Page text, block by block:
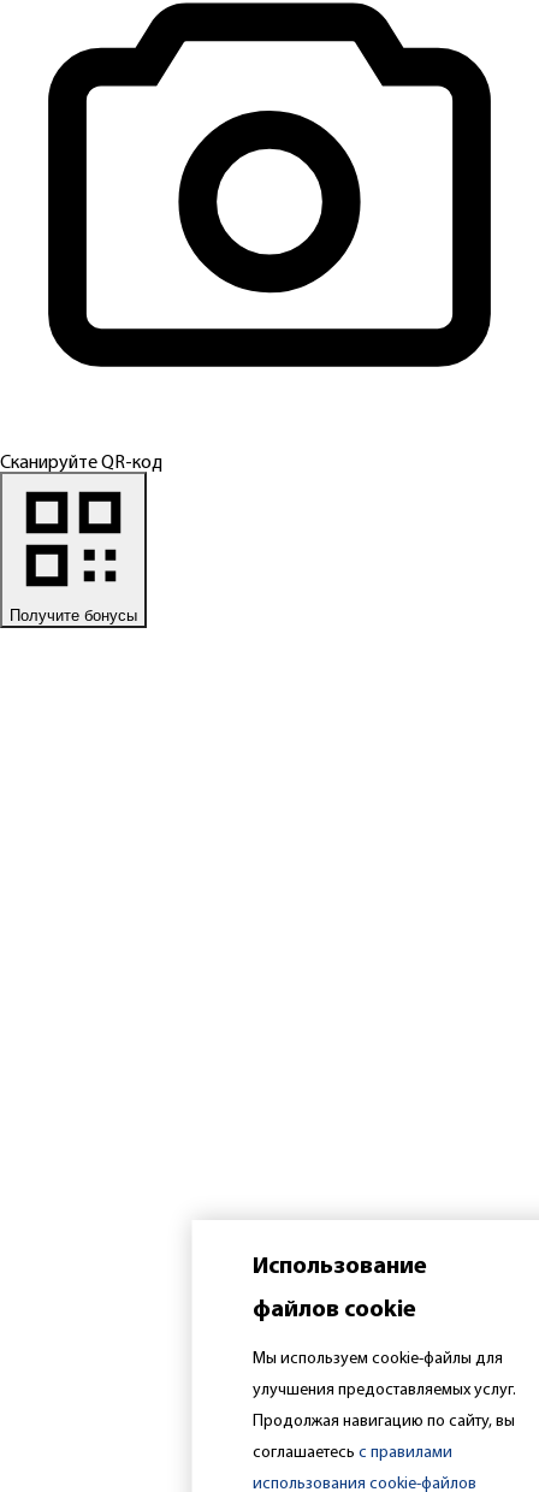
Использование
файлов cookie
Мы используем cookie-файлы для
улучшения предоставляемых услуг.
Продолжая навигацию по сайту, вы
соглашаетесь с правилами
использования cookie-файлов
Сканируйте QR-код
Получите бонусы